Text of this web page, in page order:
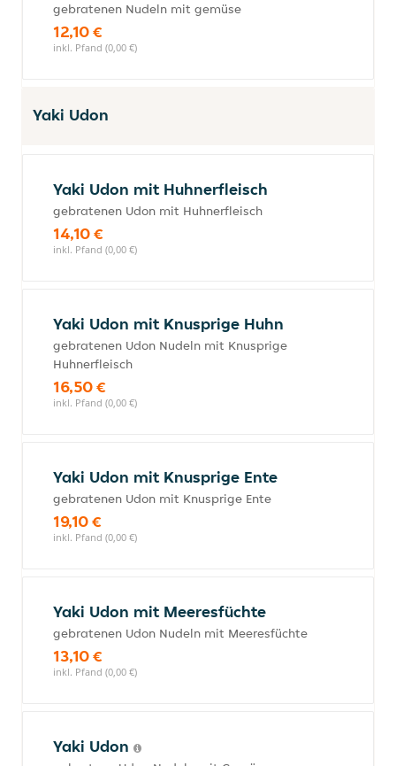
gebratenen Nudeln mit gemüse
12,10 €
inkl. Pfand (0,00 €)
Yaki Udon
Yaki Udon mit Huhnerfleisch
gebratenen Udon mit Huhnerfleisch
14,10 €
inkl. Pfand (0,00 €)
Yaki Udon mit Knusprige Huhn
gebratenen Udon Nudeln mit Knusprige
Huhnerfleisch
16,50 €
inkl. Pfand (0,00 €)
Yaki Udon mit Knusprige Ente
gebratenen Udon mit Knusprige Ente
19,10 €
inkl. Pfand (0,00 €)
Yaki Udon mit Meeresfüchte
gebratenen Udon Nudeln mit Meeresfüchte
13,10 €
inkl. Pfand (0,00 €)
Yaki Udon